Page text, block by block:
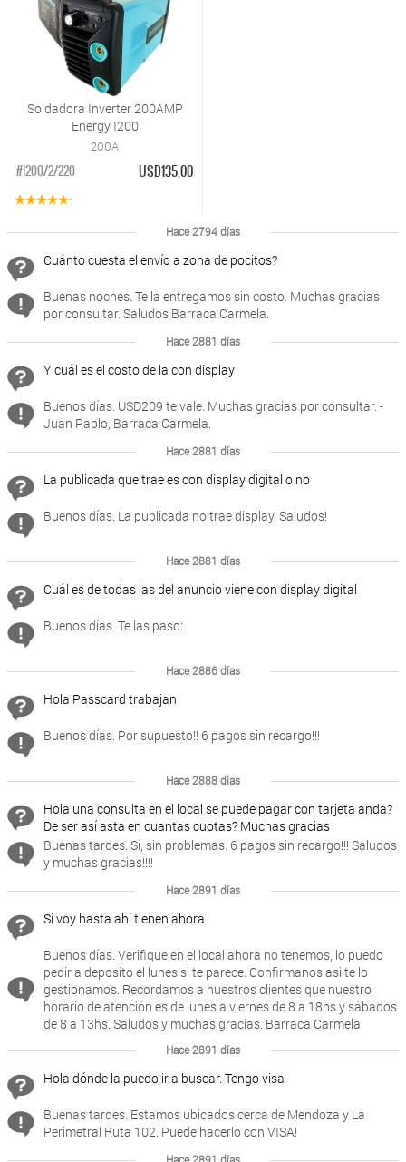
Soldadora Inverter 200AMP
Energy I200
200A
USD135,00
#I200/2/220
Hace 2794 días
Cuánto cuesta el envío a zona de pocitos?
Buenas noches. Te la entregamos sin costo. Muchas gracias
por consultar. Saludos Barraca Carmela.
Hace 2881 días
Y cuál es el costo de la con display
Buenos días. USD209 te vale. Muchas gracias por consultar. -
Juan Pablo, Barraca Carmela.
Hace 2881 días
La publicada que trae es con display digital o no
Buenos días. La publicada no trae display. Saludos!
Hace 2881 días
Cuál es de todas las del anuncio viene con display digital
Buenos días. Te las paso:
Hace 2886 días
Hola Passcard trabajan
Buenos días. Por supuesto!! 6 pagos sin recargo!!!
Hace 2888 días
Hola una consulta en el local se puede pagar con tarjeta anda?
De ser así asta en cuantas cuotas? Muchas gracias
Buenas tardes. Sí, sin problemas. 6 pagos sin recargo!!! Saludos
y muchas gracias!!!!
Hace 2891 días
Si voy hasta ahí tienen ahora
Buenos días. Verifique en el local ahora no tenemos, lo puedo
pedir a deposito el lunes si te parece. Confirmanos asi te lo
gestionamos. Recordamos a nuestros clientes que nuestro
horario de atención es de lunes a viernes de 8 a 18hs y sábados
de 8 a 13hs. Saludos y muchas gracias. Barraca Carmela
Hace 2891 días
Hola dónde la puedo ir a buscar. Tengo visa
Buenas tardes. Estamos ubicados cerca de Mendoza y La
Perimetral Ruta 102. Puede hacerlo con VISA!